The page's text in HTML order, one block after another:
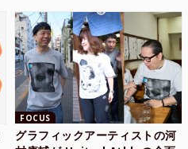
FOCUS
グラフィックアーティストの河